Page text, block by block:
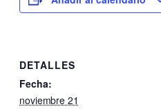
DETALLES
Fecha:
noviembre 21